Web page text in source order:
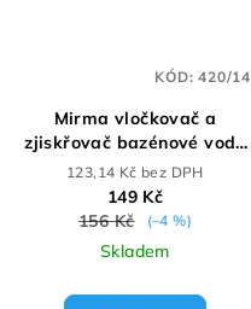
Mirma vločkovač a
zjiskřovač bazénové vody
0,9l
123,14 Kč bez DPH
149 Kč
156 Kč
(–4 %)
Skladem
KÓD:420/14